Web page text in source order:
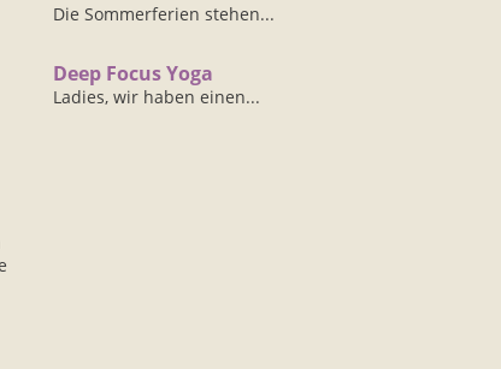
Die Sommerferien stehen...
Deep Focus Yoga
Ladies, wir haben einen...